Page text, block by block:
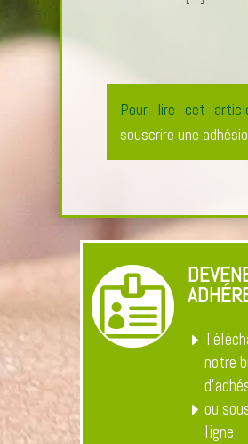
Pour lire cet
souscrire une

notre
ou
ligne